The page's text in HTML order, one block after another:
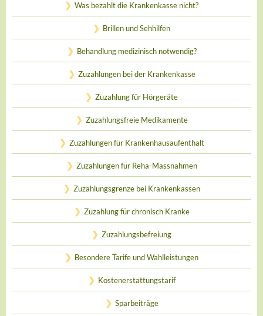
Was bezahlt die Krankenkasse nicht?
Brillen und Sehhilfen
Behandlung medizinisch notwendig?
Zuzahlungen bei der Krankenkasse
Zuzahlung für Hörgeräte
Zuzahlungsfreie Medikamente
Zuzahlungen für Krankenhausaufenthalt
Zuzahlungen für Reha-Massnahmen
Zuzahlungsgrenze bei Krankenkassen
Zuzahlung für chronisch Kranke
Zuzahlungsbefreiung
Besondere Tarife und Wahlleistungen
Kostenerstattungstarif
Sparbeiträge